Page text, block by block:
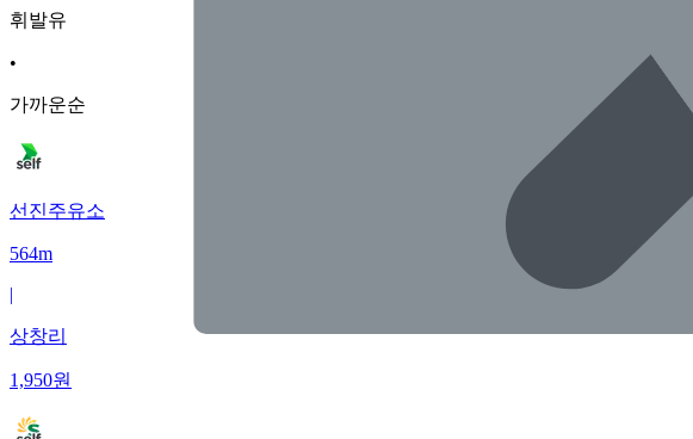
휘발유
•
가까운순
선진주유소
564m
|
상창리
1,950원